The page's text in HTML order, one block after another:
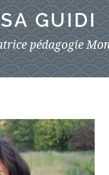
GUIDI
pédagogie